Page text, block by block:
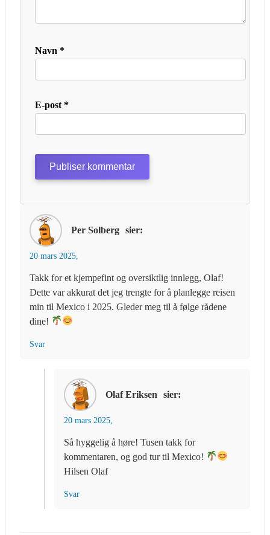
Per Solberg sier:
20 mars 2025,
Takk for et kjempefint og oversiktlig innlegg, Olaf!
Dette var akkurat det jeg trengte for å planlegge reisen
min til Mexico i 2025. Gleder meg til å følge rådene
dine!
Svar
Olaf Eriksen sier:
20 mars 2025,
Så hyggelig å høre! Tusen takk for
kommentaren, og god tur til Mexico!
Hilsen Olaf
Svar
Navn *
E-post *